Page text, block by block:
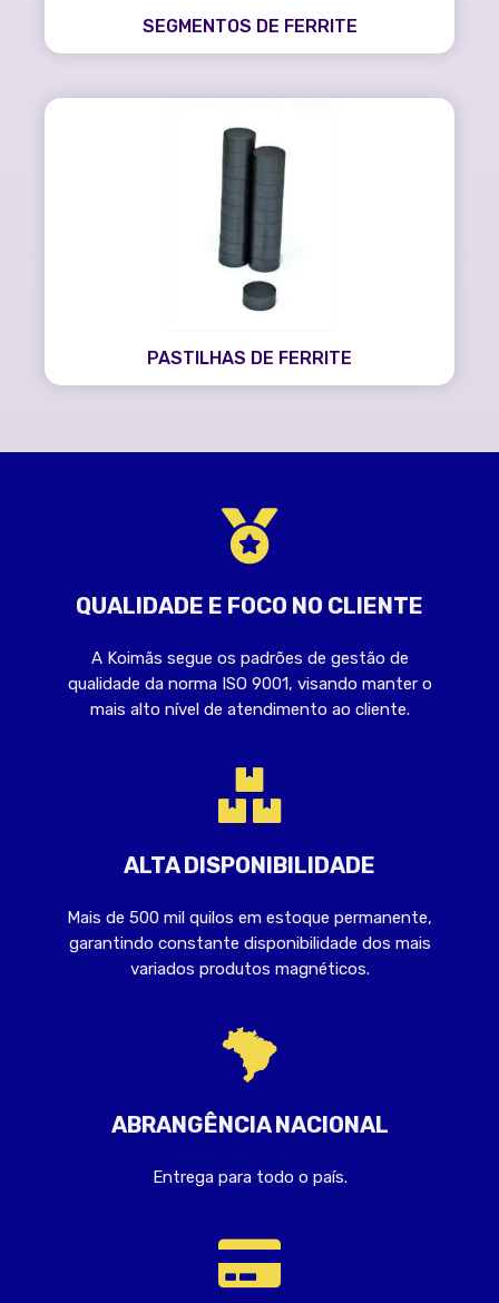
SEGMENTOS DE FERRITE
PASTILHAS DE FERRITE
QUALIDADE E FOCO NO CLIENTE
A Koimãs segue os padrões de gestão de
qualidade da norma ISO 9001, visando manter o
mais alto nível de atendimento ao cliente.
ALTA DISPONIBILIDADE
Mais de 500 mil quilos em estoque permanente,
garantindo constante disponibilidade dos mais
variados produtos magnéticos.
ABRANGÊNCIA NACIONAL
Entrega para todo o país.